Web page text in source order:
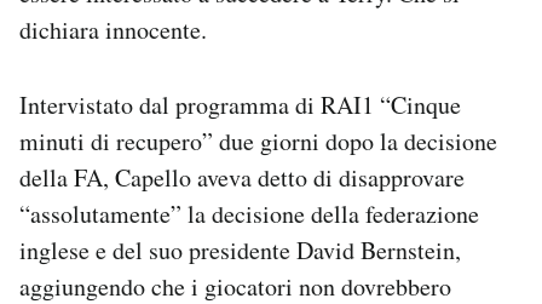
dichiara innocente.
Intervistato dal programma di RAI1 “Cinque
minuti di recupero” due giorni dopo la decisione
della FA, Capello aveva detto di disapprovare
“assolutamente” la decisione della federazione
inglese e del suo presidente David Bernstein,
aggiungendo che i giocatori non dovrebbero